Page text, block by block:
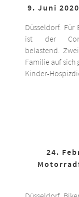
9. Juni
Düsseldorf.
ist der
belastend.
Familie auf sich
Kinder-
24.